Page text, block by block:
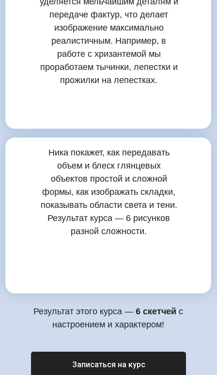
Большой
курс
передаче фактур, что делает
изображение максимально
реалистичным. Например, в
работе с хризантемой мы
проработаем тычинки, лепестки и
прожилки на лепестках.
Ника покажет, как передавать
объем и блеск глянцевых
объектов простой и сложной
формы, как изображать складки,
показывать области света и тени.
Результат курса — 6 рисунков
разной сложности.
Записаться на курс
Результат этого курса — 6 скетчей с
настроением и характером!